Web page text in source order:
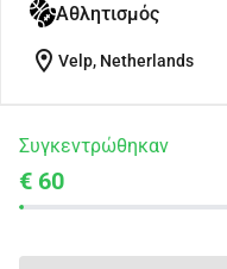
Αθλητισμός
location_on Velp, Netherlands
Συγκεντρώθηκαν
€ 60